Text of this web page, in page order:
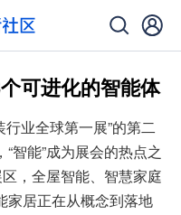
可进化的智能体
业全球第一展”的第二
智能”成为展会的热点之
，全屋智能、智慧家庭
家居正在从概念到落地